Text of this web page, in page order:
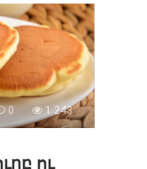
0 1 243
ու